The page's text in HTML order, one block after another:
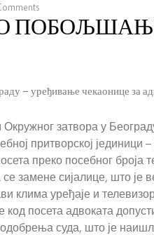
– уређивање чекаонице за
затвора у
притворској јединици
преко посебног броја
замене сијалице, што
клима уређаје и
код посета адвоката
суда, што је